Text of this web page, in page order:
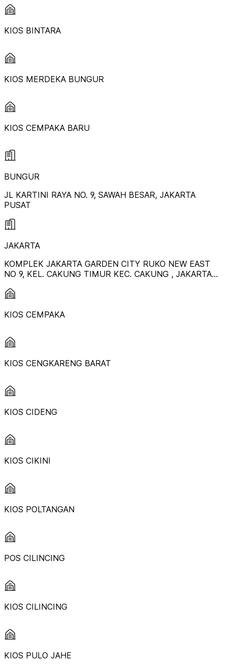
KIOS BINTARA
KIOS MERDEKA BUNGUR
KIOS CEMPAKA BARU
BUNGUR
JL KARTINI RAYA NO. 9, SAWAH BESAR, JAKARTA
PUSAT
JAKARTA
KOMPLEK JAKARTA GARDEN CITY RUKO NEW EAST
NO 9, KEL. CAKUNG TIMUR KEC. CAKUNG , JAKARTA
KIOS CEMPAKA
KIOS CENGKARENG BARAT
KIOS CIDENG
KIOS CIKINI
KIOS POLTANGAN
POS CILINCING
KIOS CILINCING
KIOS PULO JAHE